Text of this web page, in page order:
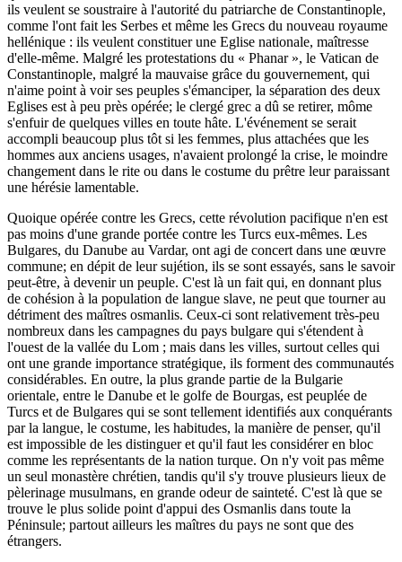
ils veulent se soustraire à l'autorité du patriarche de Constantinople,
comme l'ont fait les Serbes et même les Grecs du nouveau royaume
hellénique : ils veulent constituer une Eglise nationale, maîtresse
d'elle-même. Malgré les protestations du « Phanar », le Vatican de
Constantinople, malgré la mauvaise grâce du gouvernement, qui
n'aime point à voir ses peuples s'émanciper, la séparation des deux
Eglises est à peu près opérée; le clergé grec a dû se retirer, môme
s'enfuir de quelques villes en toute hâte. L'événement se serait
accompli beaucoup plus tôt si les femmes, plus attachées que les
hommes aux anciens usages, n'avaient prolongé la crise, le moindre
changement dans le rite ou dans le costume du prêtre leur paraissant
une hérésie lamentable.
Quoique opérée contre les Grecs, cette révolution pacifique n'en est
pas moins d'une grande portée contre les Turcs eux-mêmes. Les
Bulgares, du Danube au Vardar, ont agi de concert dans une œuvre
commune; en dépit de leur sujétion, ils se sont essayés, sans le savoir
peut-être, à devenir un peuple. C'est là un fait qui, en donnant plus
de cohésion à la population de langue slave, ne peut que tourner au
détriment des maîtres osmanlis. Ceux-ci sont relativement très-peu
nombreux dans les campagnes du pays bulgare qui s'étendent à
l'ouest de la vallée du Lom ; mais dans les villes, surtout celles qui
ont une grande importance stratégique, ils forment des communautés
considérables. En outre, la plus grande partie de la Bulgarie
orientale, entre le Danube et le golfe de Bourgas, est peuplée de
Turcs et de Bulgares qui se sont tellement identifiés aux conquérants
par la langue, le costume, les habitudes, la manière de penser, qu'il
est impossible de les distinguer et qu'il faut les considérer en bloc
comme les représentants de la nation turque. On n'y voit pas même
un seul monastère chrétien, tandis qu'il s'y trouve plusieurs lieux de
pèlerinage musulmans, en grande odeur de sainteté. C'est là que se
trouve le plus solide point d'appui des Osmanlis dans toute la
Péninsule; partout ailleurs les maîtres du pays ne sont que des
étrangers.